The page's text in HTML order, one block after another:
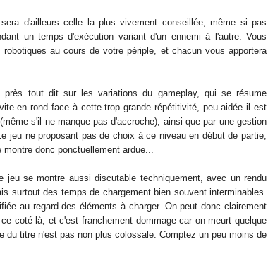
d'ailleurs celle la plus vivement conseillée, même si pas
un temps d'exécution variant d'un ennemi à l'autre. Vous
robotiques au cours de votre périple, et chacun vous apportera
près tout dit sur les variations du gameplay, qui serésume
en rond face à cette trop grande répétitivité, peu aidée il est
s'il ne manque pas d'accroche), ainsi que par une gestion
jeu ne proposant pas de choix à ce niveau en début de partie,
montre donc ponctuellement ardue...
jeu se montre aussi discutable techniquement, avec un rendu
surtoutdes temps de chargement bien souvent interminables.
au regard des éléments à charger. On peut donc clairement
coté là, et c'est franchement dommage car on meurtquelque
du titre n'est pas non plus colossale. Comptez un peu moins de